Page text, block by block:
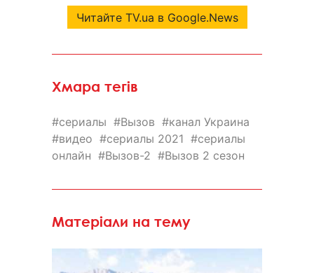
Читайте TV.ua в Google.News
Хмара тегів
сериалы Вызов
канал Украина
видео
сериалы 2021
сериалы
онлайн
Вызов-2 Вызов 2 сезон
Матеріали на тему